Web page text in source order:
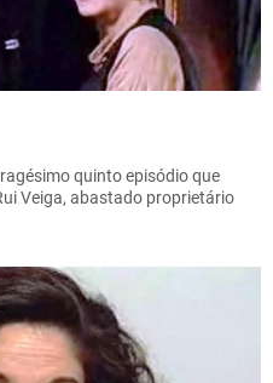
quinto episódio que
Veiga, abastado proprietário